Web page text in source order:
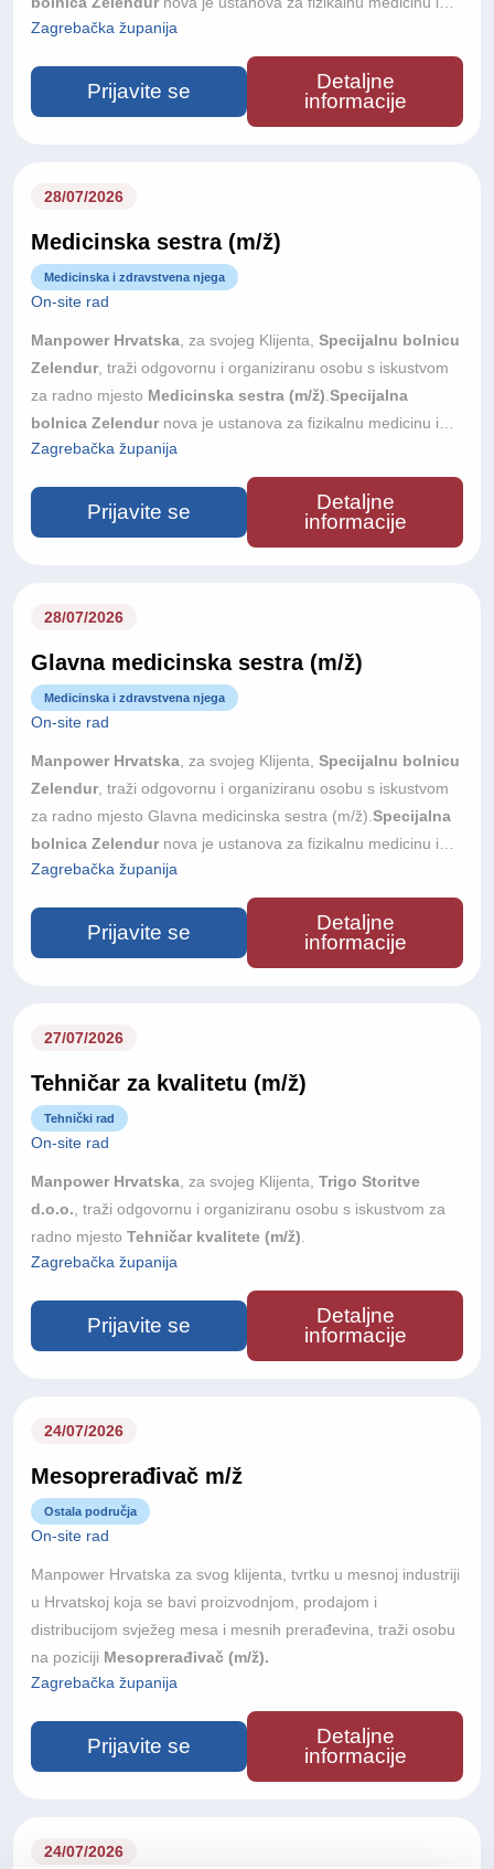
rehabilitaciju u Samoboru, s otvorenjem planiranim u jesen
2026. godine. Bolnica raspolaže s 33 dvokrevetne sobe,
velikom terapijskom dvoranom, hidroterapijom, bazenom i
suvremeno opremljenim prostorima za elektroterapiju te je
poslove ustanove — uz podršku vanjskog knjigovodstvenog
Zagrebačka županija
Prijavite se
Detaljne
informacije
28/07/2026
Medicinska sestra (m/ž)
Medicinska i zdravstvena njega
On-site rad
Manpower Hrvatska , za svojeg Klijenta, Specijalnu bolnicu
Zelendur , traži odgovornu i organiziranu osobu s iskustvom
za radno mjesto Medicinska sestra (m/ž) Specijalna
bolnica Zelendur nova je ustanova za fizikalnu medicinu i
rehabilitaciju u Samoboru, s otvorenjem planiranim u jesen
2026. godine. Bolnica raspolaže s 33 dvokrevetne sobe,
velikom terapijskom dvoranom, hidroterapijom, bazenom i
suvremeno opremljenim prostorima za elektroterapiju te je
dolaze na prvo mjesto i nudimo priliku da mu se pridružite od
Zagrebačka županija
Prijavite se
Detaljne
informacije
28/07/2026
Glavna medicinska sestra (m/ž)
Medicinska i zdravstvena njega
On-site rad
Manpower Hrvatska , za svojeg Klijenta, Specijalnu bolnicu
Zelendur , traži odgovornu i organiziranu osobu s iskustvom
za radno mjesto Glavna medicinska sestra (m/ž). Specijalna
bolnica Zelendur nova je ustanova za fizikalnu medicinu i
rehabilitaciju u Samoboru, s otvorenjem planiranim u jesen
2026. godine. Bolnica raspolaže s 33 dvokrevetne sobe,
velikom terapijskom dvoranom, hidroterapijom, bazenom i
suvremeno opremljenim prostorima za elektroterapiju te je
dolaze na prvo mjesto i tražimo osobu koja će sestrinsku
Zagrebačka županija
Prijavite se
Detaljne
informacije
27/07/2026
Tehničar za kvalitetu (m/ž)
Tehnički rad
On-site rad
Manpower Hrvatska , za svojeg Klijenta, Trigo Storitve
d.o.o. , traži odgovornu i organiziranu osobu s iskustvom za
radno mjesto Tehničar kvalitete (m/ž)
Zagrebačka županija
Prijavite se
Detaljne
informacije
24/07/2026
Mesoprerađivač m/ž
Ostala područja
On-site rad
Manpower Hrvatska za svog klijenta, tvrtku u mesnoj industriji
u Hrvatskoj koja se bavi proizvodnjom, prodajom i
distribucijom svježeg mesa i mesnih prerađevina, traži osobu
na poziciji Mesoprerađivač (m/ž).
Zagrebačka županija
Prijavite se
Detaljne
informacije
24/07/2026